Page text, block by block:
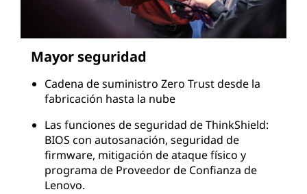
Mayor seguridad
Cadena de suministro Zero Trust desde la
fabricación hasta la nube
Las funciones de seguridad de ThinkShield:
BIOS con autosanación, seguridad de
firmware, mitigación de ataque físico y
programa de Proveedor de Confianza de
Lenovo.